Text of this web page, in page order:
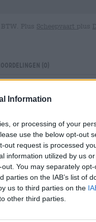
Information
or processing of your
use the below opt-out
out request is processed
information utilized by us
You may separately
on the IAB’s list of
us to third parties on the
other third parties.
Plus Scheepvaart plus
(0)
van de week, de climax
een catastrofe worden
toegewerkt te
aangenaam te hebben
stemming op
verlengde hun
bracht hen maandag in
week en het begin
ontwikkelden ze